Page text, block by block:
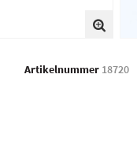
Artikelnummer 18720